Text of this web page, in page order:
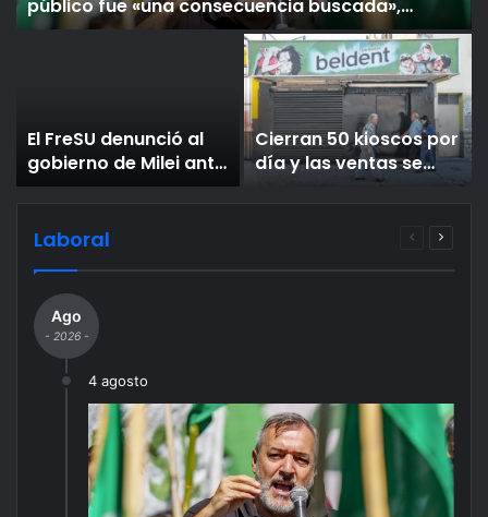
público fue «una consecuencia buscada»,
Aguiar lo acusó de mentiroso: «El ajuste lo iba a
El FreSU denunció al
gobierno de Milei ante
la CIDH por la reforma
persecución a
Cierran 50 kioscos por
día y las ventas se
desplomaron en el
Laboral
PáginaPágina
Ago
- 2026 -
4 agosto